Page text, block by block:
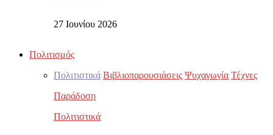
27 Ιουνίου 2026
Πολιτισμός
Πολιτιστικά Βιβλιοπαρουσιάσεις Ψυχαγωγία Τέχνες
Παράδοση
Πολιτιστικά